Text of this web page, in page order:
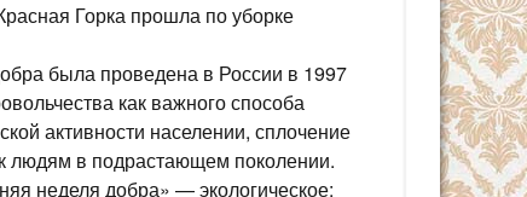
Горка прошла по уборке
была проведена в России в 1997
как важного способа
активности населении, сплочение
людям в подрастающем поколении.
неделя добра» — экологическое: